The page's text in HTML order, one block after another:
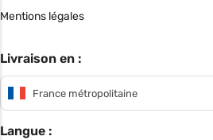
Mentions légales
Livraison en :
France métropolitaine
Langue :